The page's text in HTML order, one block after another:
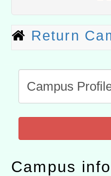
「數位內
t」
有關大陸
研究院辦
115年8月
航」
2026年桃
「2026桃
宜
轉知教育
Return
Campus